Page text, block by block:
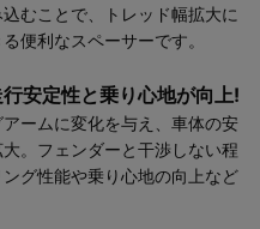
むことで、トレッド幅拡大に
便利なスペーサーです。
安定性と乗り心地が向上!
ームに変化を与え、車体の安
。フェンダーと干渉しない程
グ性能や乗り心地の向上など